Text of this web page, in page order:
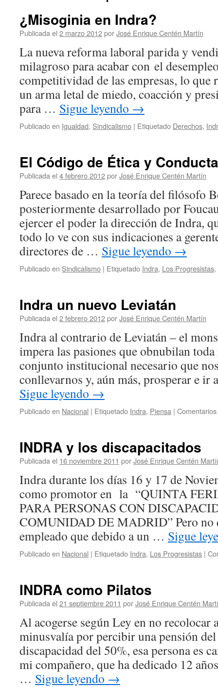
¿Misoginia en Indra?
Publicada el 2 marzo 2012porJosé Enrique Centén Martín
La nueva reforma laboral parida y
milagroso para acabar con el
competitividad de las empresas, lo que
un arma letal de miedo, coacción y
para … Sigue leyendo →
Publicado en Igualdad, Sindicalismo | Etiquetado Derechos,
El Código de Ética y
Publicada el 4 febrero 2012porJosé Enrique Centén Martín
Parece basado en la teoría del filósofo
posteriormente desarrollado por
ejercer el poder la dirección de Indra,
todo lo ve con sus indicaciones a
directores de … Sigue leyendo →
Publicado en Sindicalismo | Etiquetado Indra, Los Progresistas,
Indra un nuevo Leviatán
Publicada el 2 febrero 2012porJosé Enrique Centén Martín
Indra al contrario de Leviatán – el
impera las pasiones que obnubilan
conjunto institucional necesario que
conllevarnos y, aún más, prosperar e ir
Sigue leyendo →
Publicado en Nacional | Etiquetado Indra, Piensa |
INDRA y los discapacitados
Publicada el 16 noviembre 2011 porJosé Enrique Centén
Indra durante los días 16 y 17 de
como promotor en la “QUINTA
PARA PERSONAS CON
COMUNIDAD DE MADRID” Pero no
empleado que debido a un … Sigue
Publicado en Nacional | Etiquetado Indra, Los Progresistas |
INDRA como Pilatos
Publicada el 21 septiembre 2011 porJosé Enrique Centén
Al acogerse según Ley en no recolocar
minusvalía por percibir una pensión
discapacidad del 50%, esa persona es
mi compañero, que ha dedicado 12
… Sigue leyendo →